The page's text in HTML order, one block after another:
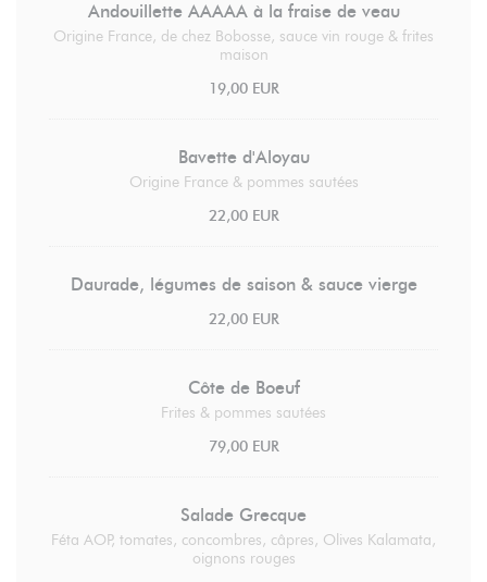
Andouillette AAAAA à la fraise de veau
Origine France, de chez Bobosse, sauce vin rouge & frites
maison
19,00 EUR
Bavette d'Aloyau
Origine France & pommes sautées
22,00 EUR
Daurade, légumes de saison & sauce vierge
22,00 EUR
Côte de Boeuf
Frites & pommes sautées
79,00 EUR
Salade Grecque
Féta AOP, tomates, concombres, câpres, Olives Kalamata,
oignons rouges